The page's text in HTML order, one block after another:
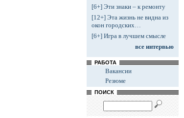
[6+] Эти знаки – к ремонту
[12+] Эта жизнь не видна из
окон городских…
[6+] Игра в лучшем смысле
все интервью
РАБОТА
Вакансии
Резюме
ПОИСК